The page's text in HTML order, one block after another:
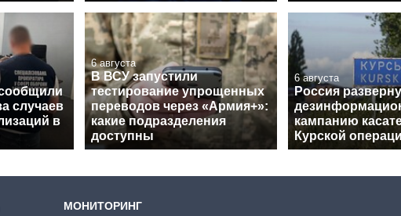
случаев
в
6 августа
В ВСУ запустили
тестирование упрощенных
переводов через «Армия+»:
какие подразделения
доступны
6 августа
Россия
кампанию
Курской
МОНИТОРИНГ